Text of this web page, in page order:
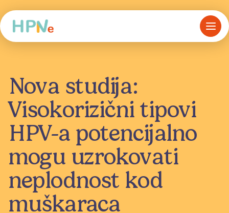
Nova studija:
Visokorizični tipovi
HPV-a potencijalno
mogu uzrokovati
neplodnost kod
muškaraca